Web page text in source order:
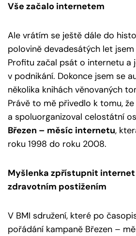
Vše začalo internetem
Ale vrátím se ještě dále do
polovině devadesátých let
Profitu začal psát o internetu a
v podnikání. Dokonce jsem se
několika knihách věnovaných
Právě to mě přivedlo k tomu,
a spoluorganizoval celostátní
Březen – měsíc internetu,
roku 1998 do roku 2008.
Myšlenka zpřístupnit
zdravotním postižením
V BMI sdružení, které po
pořádání kampaně Březen –